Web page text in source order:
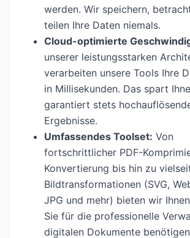
werden. Wir speichern,
teilen Ihre Daten niemals.
Cloud-optimierte
unserer leistungsstarken
verarbeiten unsere Tools Ihre
in Millisekunden. Das spart
garantiert stets
Ergebnisse.
Umfassendes Toolset: Von
fortschrittlicher PDF-
Konvertierung bis hin zu
Bildtransformationen (SVG,
JPG und mehr) bieten wir
Sie für die professionelle
digitalen Dokumente